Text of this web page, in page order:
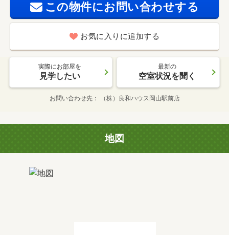
この物件にお問い合わせする
お気に入りに追加する
実際にお部屋を
見学したい
最新の
空室状況を聞く
お問い合わせ先 （株）良和ハウス岡山駅前店
地図